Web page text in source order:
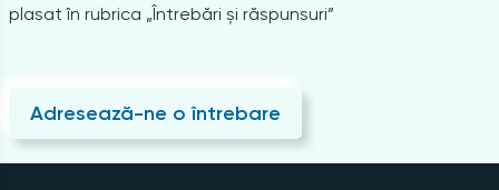
plasat în rubrica „Întrebări și răspunsuri”
Adresează-ne o întrebare